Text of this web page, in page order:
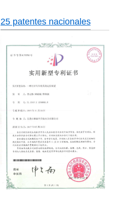
25 patentes nacionales